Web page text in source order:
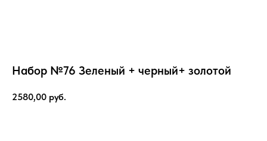
Набор №76 Зеленый + черный+ золотой
2580,00 руб.